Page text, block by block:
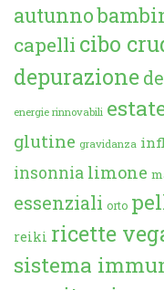
autunno
capelli cibo
depurazione
energie rinnovabili
glutine gravidanza
insonnia limone
essenziali orto
reiki ricette
sistema